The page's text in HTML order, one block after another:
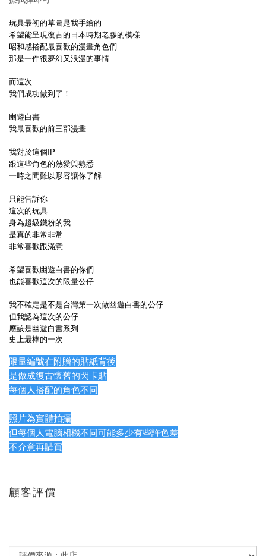
玩具最初的草圖是我手繪的
希望能呈現復古的日本時期老膠的模樣
昭和感搭配最喜歡的漫畫角色們
那是一件很夢幻又浪漫的事情
而這次
我們成功做到了！
幽遊白書
我最喜歡的前三部漫畫
我對於這個IP
跟這些角色的熱愛與熟悉
一時之間難以形容讓你了解
只能告訴你
這次的玩具
身為超級鐵粉的我
是真的非常非常
非常喜歡跟滿意
希望喜歡幽遊白書的你們
也能喜歡這次的限量公仔
我不確定是不是台灣第一次做幽遊白書的公仔
但我認為這次的公仔
應該是幽遊白書系列
史上最棒的一次
限量編號在附贈的貼紙背後
是做成復古懷舊的閃卡貼
每個人搭配的角色不同
照片為實體拍攝
但每個人電腦相機不同可能多少有些許色差
不介意再購買
顧客評價